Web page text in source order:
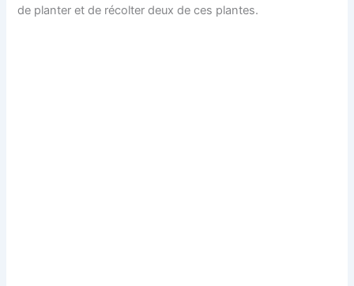
de planter et de récolter deux de ces plantes.